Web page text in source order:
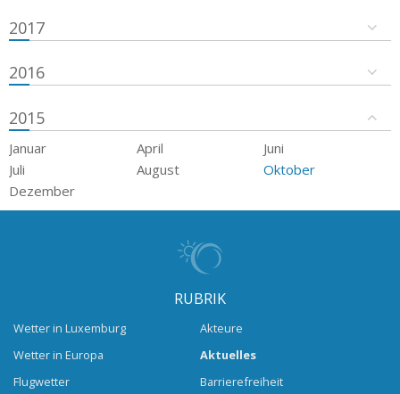
2017
2016
2015
Januar April
Juni
Juli
August
Oktober
Dezember
RUBRIK
Wetter in Luxemburg
Wetter in Europa
Flugwetter
Akteure
Aktuelles
Barrierefreiheit